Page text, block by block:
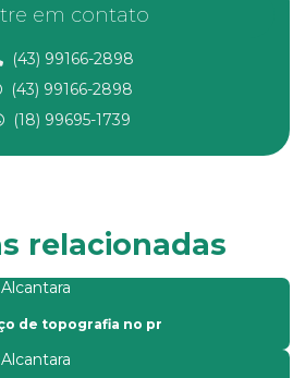
de topografia
avaliação de imóveis
em contato
(43) 99166-2898
(43) 99166-2898
(18) 99695-1739
relacionadas
de topografia no pr